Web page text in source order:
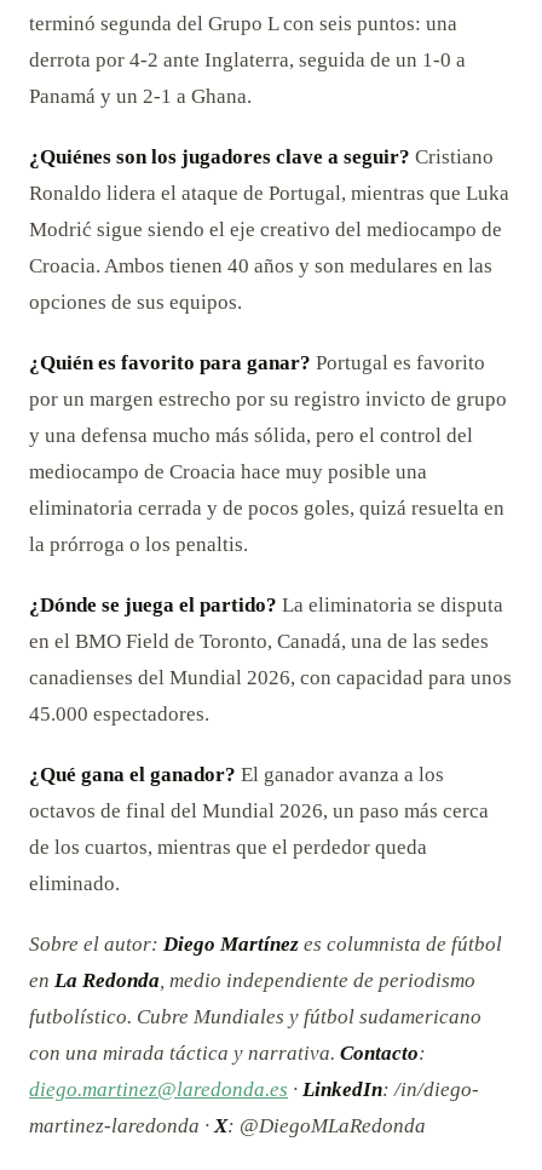
terminó segunda del Grupo L con seis puntos: una
derrota por 4-2 ante Inglaterra, seguida de un 1-0 a
Panamá y un 2-1 a Ghana.
¿Quiénes son los jugadores clave a seguir? Cristiano
Ronaldo lidera el ataque de Portugal, mientras que Luka
Modrić sigue siendo el eje creativo del mediocampo de
Croacia. Ambos tienen 40 años y son medulares en las
opciones de sus equipos.
¿Quién es favorito para ganar? Portugal es favorito
por un margen estrecho por su registro invicto de grupo
y una defensa mucho más sólida, pero el control del
mediocampo de Croacia hace muy posible una
eliminatoria cerrada y de pocos goles, quizá resuelta en
la prórroga o los penaltis.
¿Dónde se juega el partido? La eliminatoria se disputa
en el BMO Field de Toronto, Canadá, una de las sedes
canadienses del Mundial 2026, con capacidad para unos
45.000 espectadores.
¿Qué gana el ganador? El ganador avanza a los
octavos de final del Mundial 2026, un paso más cerca
de los cuartos, mientras que el perdedor queda
eliminado.
Sobre el autor: Diego Martínez es columnista de fútbol
en La Redonda, medio independiente de periodismo
futbolístico. Cubre Mundiales y fútbol sudamericano
con una mirada táctica y narrativa. Contacto:
diego.martinez@laredonda.es · LinkedIn: /in/diego-
martinez-laredonda ·X: @DiegoMLaRedonda